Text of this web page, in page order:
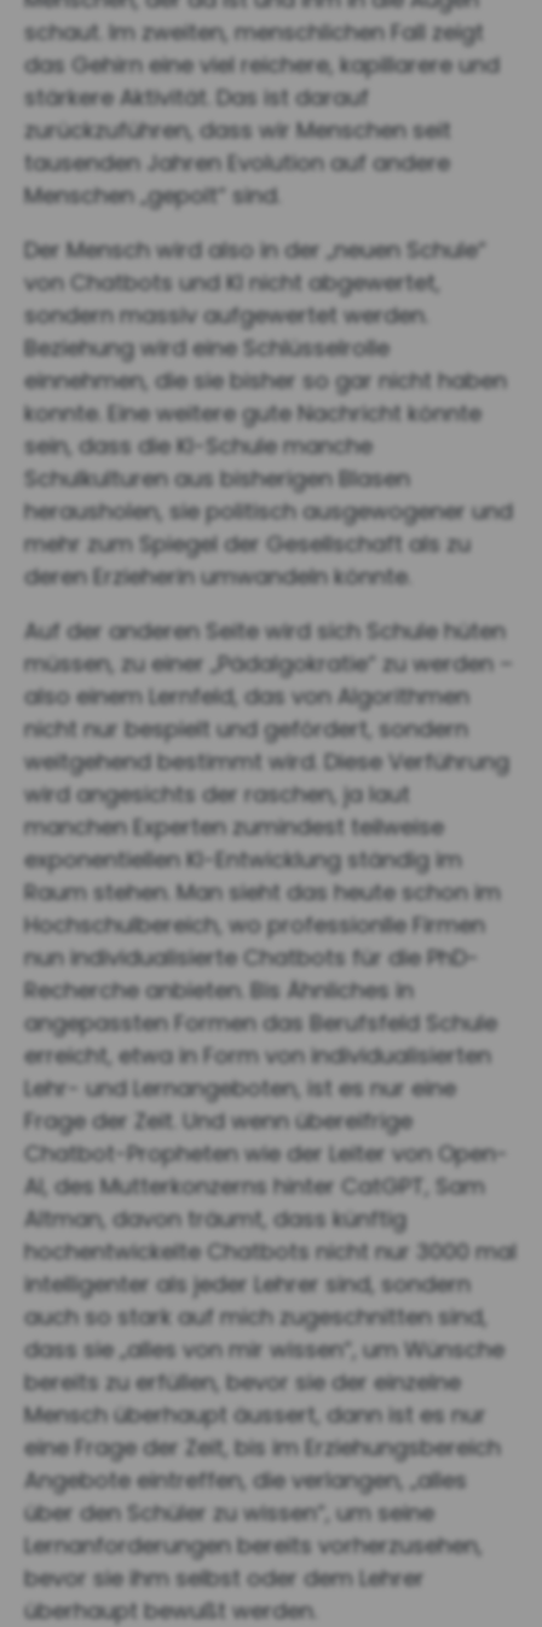
schaut. Im zweiten, menschlichen Fall zeigt
das Gehirn eine viel reichere, kapillarere und
stärkere Aktivität. Das ist darauf
zurückzuführen, dass wir Menschen seit
tausenden Jahren Evolution auf andere
Menschen „gepolt“ sind.
Der Mensch wird also in der „neuen Schule“
von Chatbots und KI nicht abgewertet,
sondern massiv aufgewertet werden.
Beziehung wird eine Schlüsselrolle
einnehmen, die sie bisher so gar nicht haben
konnte. Eine weitere gute Nachricht könnte
sein, dass die KI-Schule manche
Schulkulturen aus bisherigen Blasen
herausholen, sie politisch ausgewogener und
mehr zum Spiegel der Gesellschaft als zu
deren Erzieherin umwandeln könnte.
Auf der anderen Seite wird sich Schule hüten
müssen, zu einer „Pädalgokratie“ zu werden –
also einem Lernfeld, das von Algorithmen
nicht nur bespielt und gefördert, sondern
weitgehend bestimmt wird. Diese Verführung
wird angesichts der raschen, ja laut
manchen Experten zumindest teilweise
exponentiellen KI-Entwicklung ständig im
Raum stehen. Man sieht das heute schon im
Hochschulbereich, wo professionlle Firmen
nun individualisierte Chatbots für die PhD-
Recherche anbieten. Bis Ähnliches in
angepassten Formen das Berufsfeld Schule
erreicht, etwa in Form von individualisierten
Lehr- und Lernangeboten, ist es nur eine
Frage der Zeit. Und wenn übereifrige
Chatbot-Propheten wie der Leiter von Open-
AI, des Mutterkonzerns hinter CatGPT, Sam
Altman, davon träumt, dass künftig
hochentwickelte Chatbots nicht nur 3000 mal
intelligenter als jeder Lehrer sind, sondern
auch so stark auf mich zugeschnitten sind,
dass sie „alles von mir wissen“, um Wünsche
bereits zu erfüllen, bevor sie der einzelne
Mensch überhaupt äussert, dann ist es nur
eine Frage der Zeit, bis im Erziehungsbereich
Angebote eintreffen, die verlangen, „alles
über den Schüler zu wissen“, um seine
Lernanforderungen bereits vorherzusehen,
bevor sie ihm selbst oder dem Lehrer
überhaupt bewußt werden.